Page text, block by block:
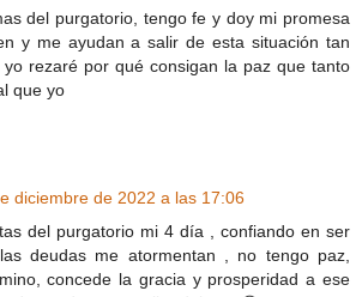
del purgatorio, tengo fe y doy mi promesa
y me ayudan a salir de esta situación tan
yo rezaré por qué consigan la paz que tanto
que yo
diciembre de 2022 a las 17:06
del purgatorio mi 4 día , confiando en ser
deudas me atormentan , no tengo paz,
concede la gracia y prosperidad a ese